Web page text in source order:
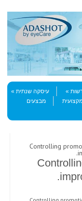
עיסקה שנתית
מבצעים
> Controlling